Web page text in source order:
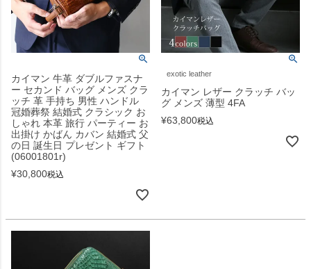
カイマン 牛革 ダブルファスナ
ー セカンド バッグ メンズ クラ
ッチ 革 手持ち 男性 ハンドル
冠婚葬祭 結婚式 クラシック お
しゃれ 本革 旅行 パーティー お
出掛け かばん カバン 結婚式 父
の日 誕生日 プレゼント ギフト
(06001801r)
¥30,800税込
exotic leather
カイマン レザー クラッチ バッ
グ メンズ 薄型 4FA
¥63,800税込